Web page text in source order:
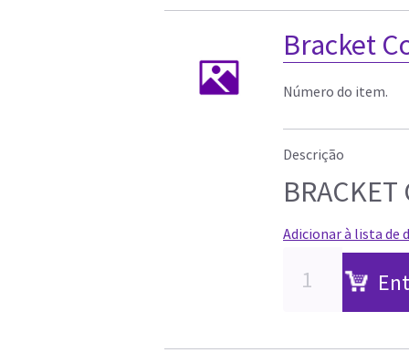
Bracket
Número do item.
Descrição
BRACKET
Adicionar à lista de